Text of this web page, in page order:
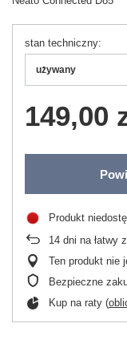
stan techniczny
używany
149,00
Produkt
14 dni na łatwy
Ten produkt nie
Bezpieczne
Kup na raty (